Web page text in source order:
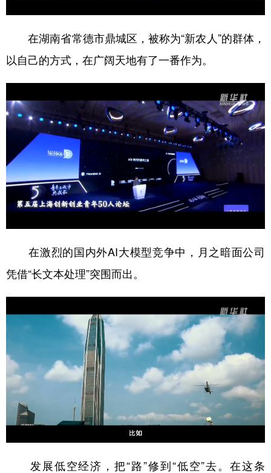
浙江 安徽 福建 江西
重庆
四川 贵州 云南 西藏
青海 宁夏
新疆 内蒙古 黑龙江
English Español Français عربى
Русский язык
Deutsch Português
在湖南省常德市鼎城区，被称为“新农人”的群体，
以自己的方式，在广阔天地有了一番作为。
在激烈的国内外AI大模型竞争中，月之暗面公司
凭借“长文本处理”突围而出。
发展低空经济，把“路”修到“低空”去。在这条